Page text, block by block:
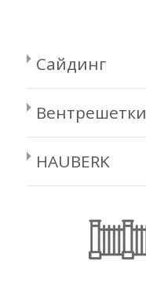
Сайдинг
Вентрешетки
HAUBERK